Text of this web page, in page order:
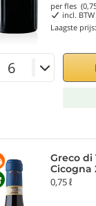
per fles
incl.
Laagste prijs:
Greco di
Cicogna
0,75 ℓ